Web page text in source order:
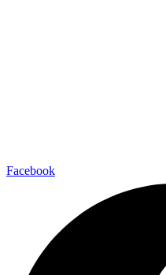
Facebook